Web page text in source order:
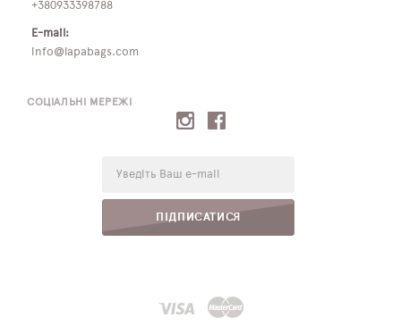
СОЦІАЛЬНІ МЕРЕЖІ
ПІДПИСАТИСЯ
+380933398788
E-mail:
info@lapabags.com